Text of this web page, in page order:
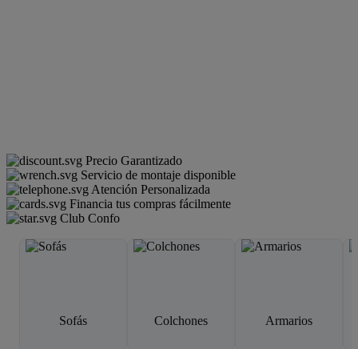
Precio Garantizado
Servicio de montaje disponible
Atención Personalizada
Financia tus compras fácilmente
Club Confo
Sofás Colchones Armarios